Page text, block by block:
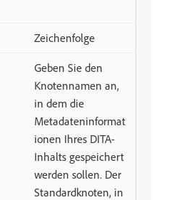
Zeichenfolge
Geben Sie den
Knotennamen an,
in dem die
Metadateninformat
ionen Ihres DITA-
Inhalts gespeichert
werden sollen. Der
Standardknoten, in